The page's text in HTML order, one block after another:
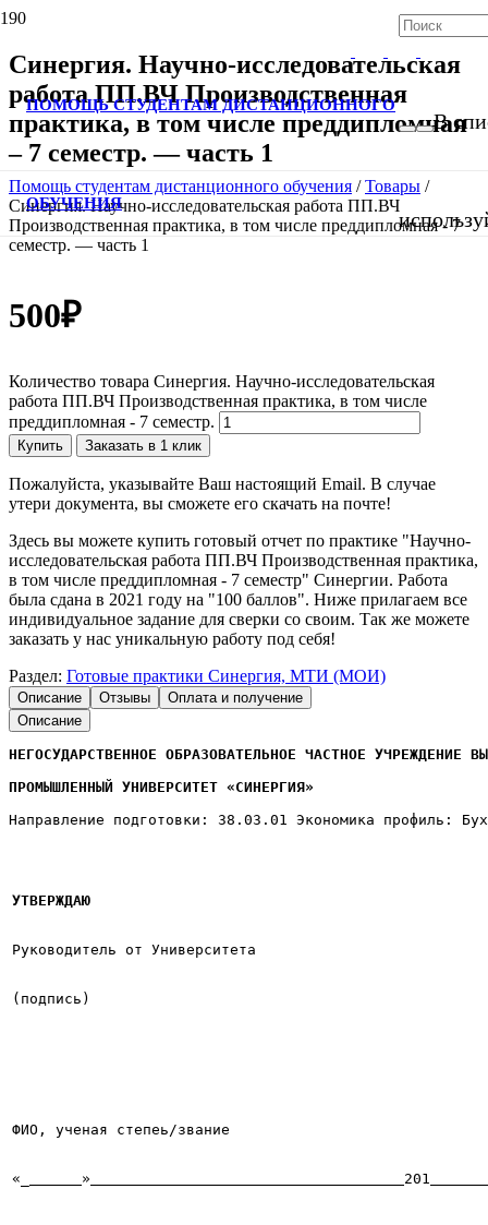
ПОМОЩЬ СТУДЕНТАМ ДИСТАНЦИОННОГО
ОБУЧЕНИЯ
В
Синергия. Научно-исследовательская
работа ПП.ВЧ Производственная
практика, в том числе преддипломная
– 7 семестр. — часть 1
Помощь студентам дистанционного обучения /Товары /
Синергия. Научно-исследовательская работа ПП.ВЧ
Производственная практика, в том числе преддипломная - 7
семестр. — часть 1
500₽
Количество товара Синергия. Научно-исследовательская
работа ПП.ВЧ Производственная практика, в том числе
преддипломная - 7 семестр.
Купить Заказать в 1 клик
Пожалуйста, указывайте Ваш настоящий Email. В случае
утери документа, вы сможете его скачать на почте!
Здесь вы можете купить готовый отчет по практике "Научно-
исследовательская работа ПП.ВЧ Производственная практика,
в том числе преддипломная - 7 семестр" Синергии. Работа
была сдана в 2021 году на "100 баллов". Ниже прилагаем все
индивидуальное задание для сверки со своим. Так же можете
заказать у нас уникальную работу под себя!
Раздел: Готовые практики Синергия, МТИ (МОИ)
Описание Отзывы
Оплата и получение
Описание
НЕГОСУДАРСТВЕННОЕ ОБРАЗОВАТЕЛЬНОЕ ЧАСТНОЕ УЧРЕЖДЕНИЕ
ПРОМЫШЛЕННЫЙ УНИВЕРСИТЕТ «СИНЕРГИЯ»
Направление подготовки: 38.03.01 Экономика профиль:
УТВЕРЖДАЮ
Руководитель от Университета
(подпись)
ФИО, ученая степеь/звание
«_ » 201